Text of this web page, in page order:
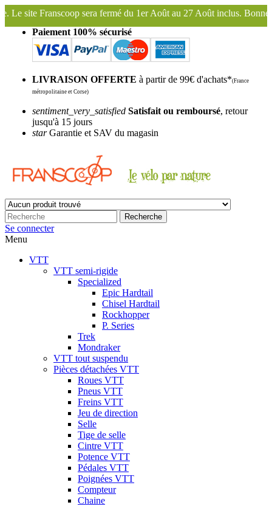
du 1er Août au 27 Août inclus. Bonnes vacances !
Franscoop,
Paiement 100% sécurisé
LIVRAISON OFFERTE à partir de 99€ d'achats*(France
métropolitaine et Corse)
sentiment_very_satisfied Satisfait ou remboursé, retour
jusqu'à 15 jours
starGarantie et SAV du magasin
Recherche
Se connecter
Menu
VTT
VTT semi-rigide
Specialized
Epic Hardtail
Chisel Hardtail
Rockhopper
P. Series
Trek
Mondraker
VTT tout suspendu
Pièces détachées VTT
Roues VTT
Pneus VTT
Freins VTT
Jeu de direction
Selle
Tige de selle
Cintre VTT
Potence VTT
Pédales VTT
Poignées VTT
Compteur
Chaine